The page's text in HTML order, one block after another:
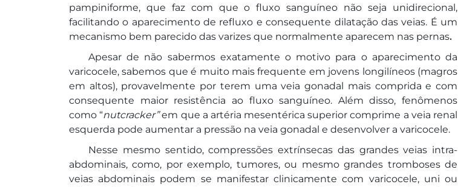
pampiniforme, que faz com que o fluxo sanguíneo não seja unidirecional,
facilitando o aparecimento de refluxo e consequente dilatação das veias. É um
mecanismo bem parecido das varizes que normalmente aparecem nas pernas.
Apesar de não sabermos exatamente o motivo para o aparecimento da
varicocele, sabemos que é muito mais frequente em jovens longilíneos (magros
em altos), provavelmente por terem uma veia gonadal mais comprida e com
consequente maior resistência ao fluxo sanguíneo. Além disso, fenômenos
como “nutcracker”em que a artéria mesentérica superior comprime a veia renal
esquerda pode aumentar a pressão na veia gonadal e desenvolver a varicocele.
Nesse mesmo sentido, compressões extrínsecas das grandes veias intra-
abdominais, como, por exemplo, tumores, ou mesmo grandes tromboses de
veias abdominais podem se manifestar clinicamente com varicocele, uni ou